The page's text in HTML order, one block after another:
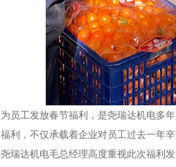
为员工发放春节福利，是尧瑞达机电多
福利，不仅承载着企业对员工过去一年
尧瑞达机电毛总经理高度重视此次福利